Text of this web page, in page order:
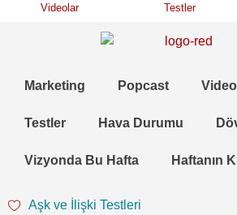
Videolar Testler
Marketing Popcast
Testler Hava Durumu
Vizyonda Bu Hafta Haftanın
Aşk ve İlişki Testleri